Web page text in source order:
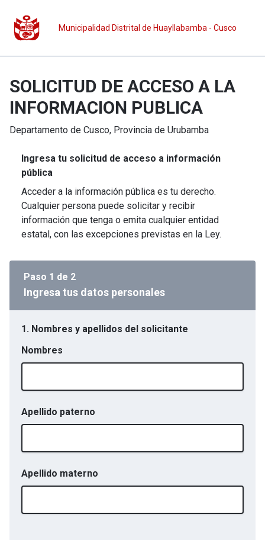
Municipalidad Distrital de Huayllabamba - Cusco
SOLICITUD DE ACCESO A LA
INFORMACION PUBLICA
Departamento de Cusco, Provincia de Urubamba
Ingresa tu solicitud de acceso a información
pública
Acceder a la información pública es tu derecho.
Cualquier persona puede solicitar y recibir
información que tenga o emita cualquier entidad
estatal, con las excepciones previstas en la Ley.
Paso 1 de 2
Ingresa tus datos personales
1. Nombres y apellidos del solicitante
Nombres
Apellido paterno
Apellido materno